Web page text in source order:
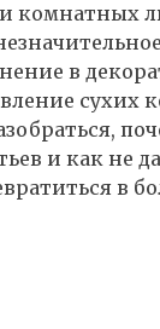
комнатных
в
сухих
и как не
в